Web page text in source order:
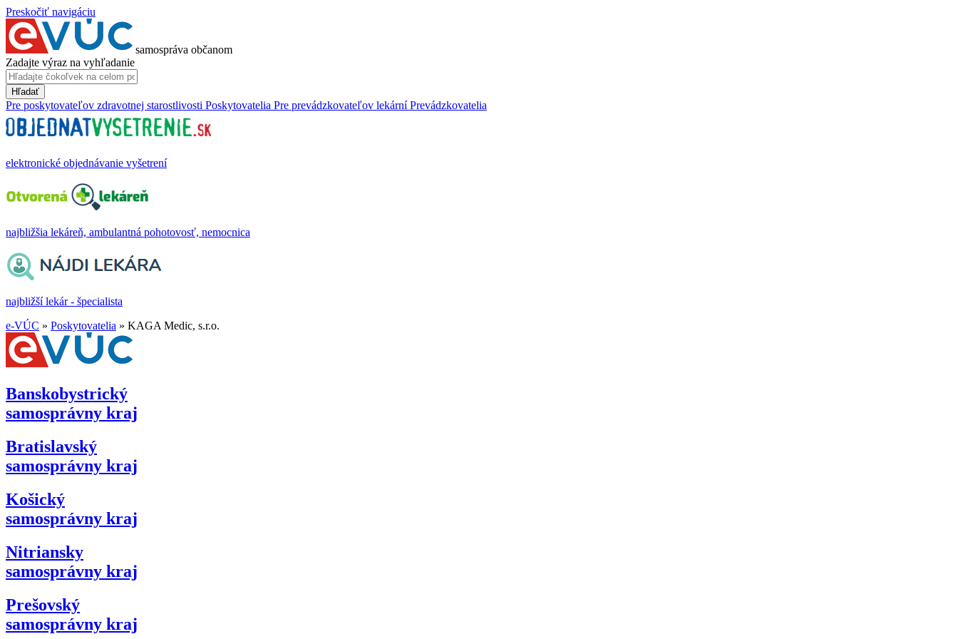
Preskočiť navigáciu
samospráva občanom
Zadajte výraz na vyhľadanie
Hľadať
Pre poskytovateľov zdravotnej starostlivosti Poskytovatelia Pre prevádzkovateľov lekární Prevádzkovatelia
elektronické objednávanie vyšetrení
najbližšia lekáreň, ambulantná pohotovosť, nemocnica
najbližší lekár - špecialista
e-VÚC » Poskytovatelia » KAGA Medic, s.r.o.
Banskobystrický
samosprávny kraj
Bratislavský
samosprávny kraj
Košický
samosprávny kraj
Nitriansky
samosprávny kraj
Prešovský
samosprávny kraj